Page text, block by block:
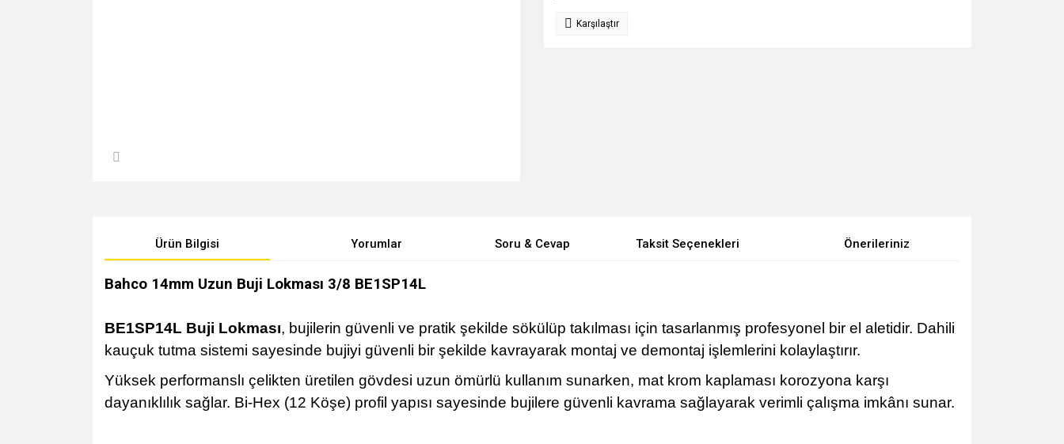
Karşılaştır
Ürün Bilgisi Yorumlar Soru & Cevap Taksit Seçenekleri Önerileriniz
Bahco 14mm Uzun Buji Lokması 3/8 BE1SP14L
BE1SP14L Buji Lokması, bujilerin güvenli ve pratik şekilde sökülüp takılması için tasarlanmış profesyonel bir el aletidir. Dahili
kauçuk tutma sistemi sayesinde bujiyi güvenli bir şekilde kavrayarak montaj ve demontaj işlemlerini kolaylaştırır.
Yüksek performanslı çelikten üretilen gövdesi uzun ömürlü kullanım sunarken, mat krom kaplaması korozyona karşı
dayanıklılık sağlar. Bi-Hex (12 Köşe) profil yapısı sayesinde bujilere güvenli kavrama sağlayarak verimli çalışma imkânı sunar.